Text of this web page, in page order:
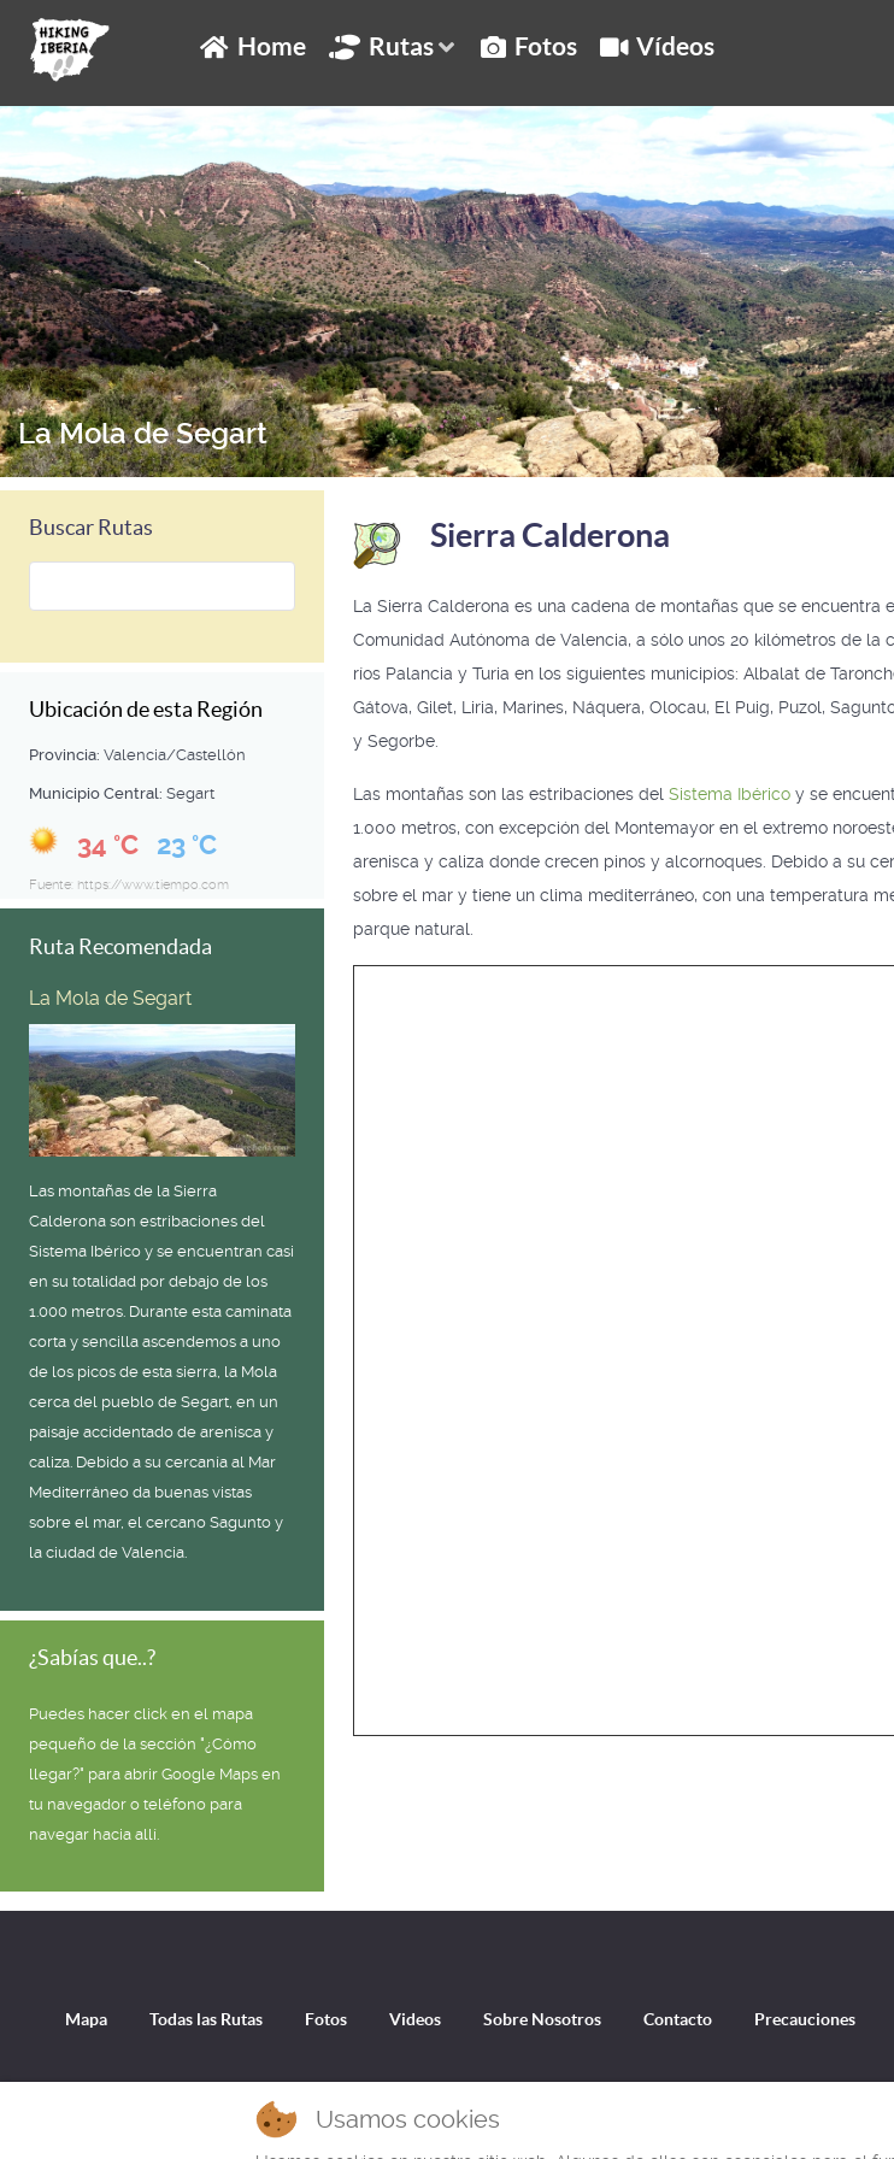
Home Rutas Fotos Vídeos
La Mola de Segart
Buscar Rutas
Ubicación de esta Región
Provincia: Valencia/Castellón
Municipio Central: Segart
34 °C 23 °C
Fuente: https://www.tiempo.com
Ruta Recomendada
La Mola de Segart
Las montañas de la Sierra
Calderona son estribaciones del
Sistema Ibérico y se encuentran casi
en su totalidad por debajo de los
1.000 metros. Durante esta caminata
corta y sencilla ascendemos a uno
de los picos de esta sierra, la Mola
cerca del pueblo de Segart, en un
paisaje accidentado de arenisca y
caliza. Debido a su cercanía al Mar
Mediterráneo da buenas vistas
sobre el mar, el cercano Sagunto y
la ciudad de Valencia.
¿Sabías que..?
Puedes hacer click en el mapa
pequeño de la sección "¿Cómo
llegar?" para abrir Google Maps en
tu navegador o teléfono para
navegar hacia allí.
Sierra Calderona
La Sierra Calderona es una cadena de montañas que se encuentra
Comunidad Autónoma de Valencia, a sólo unos 20 kilómetros de
ríos Palancia y Turia en los siguientes municipios: Albalat de
Gátova, Gilet, Liria, Marines, Náquera, Olocau, El Puig, Puzol,
y Segorbe.
Las montañas son las estribaciones del Sistema Ibéricoy se
1.000 metros, con excepción del Montemayor en el extremo
arenisca y caliza donde crecen pinos y alcornoques. Debido a su
sobre el mar y tiene un clima mediterráneo, con una temperatura
parque natural.
Mapa Todas las Rutas Fotos Videos Sobre Nosotros Contacto Precauciones
En esta página puedes encontrar información y rutas de senderismo en las montañas de la Sierra Calderona, parte del Sistema Ibérico, en la provincia de Valencia. Puedes descargar las
Usamos cookies